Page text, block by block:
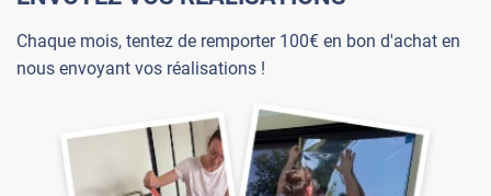
Chaque mois, tentez de remporter 100€ en bon d'achat en
nous envoyant vos réalisations !